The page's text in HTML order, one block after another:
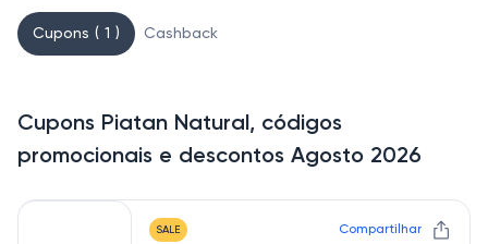
Cupons ( 1 ) Cashback
Cupons Piatan Natural, códigos
promocionais e descontos Agosto 2026
SALE Compartilhar